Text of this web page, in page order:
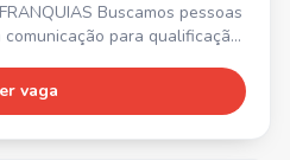
pessoas
para qualificação
com CRM. 💰
+ variável agressiva e
vaga